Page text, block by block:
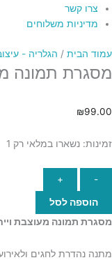
צרו קשר
מדיניות משלוחים
עמוד הבית / הגלריה -
מסגרת תמונה
₪99.00
זמינות: נשארו במלאי רק 1
-
+
הוספה לסל
מסגרת תמונה מעוצבת
מתנה נהדרת לחגים